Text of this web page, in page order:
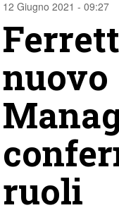
12 Giugno 2021 - 09:27
nuovo
ruoli